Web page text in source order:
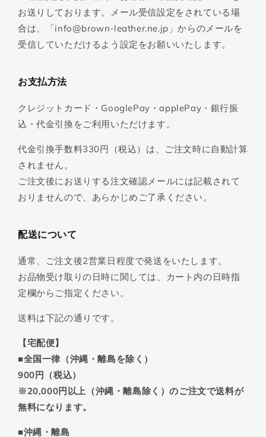
お送りしております。メール受信設定をされている場
合は、「info@brown-leather.ne.jp」からのメールを
受信していただけるよう設定をお願いいたします。
お支払方法
クレジットカード・GooglePay・applePay・銀行振
込・代金引換をご利用いただけます。
代金引換手数料330円（税込）は、ご注文時に自動計算
されません。
ご注文後にお送りする注文確認メールには記載されて
おりませんので、あらかじめご了承ください。
配送について
通常、ご注文後2営業日程度で発送をいたします。
お品物受け取りの日時に関しては、カート内の日時指
定欄からご指定ください。
送料は下記の通りです。
【宅配便】
■全国一律（沖縄・離島を除く）
900円（税込）
※20,000円以上（沖縄・離島除く）のご注文で送料が
無料になります。
■沖縄・離島